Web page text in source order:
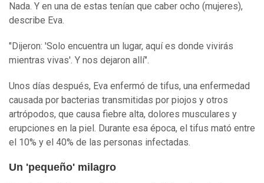
Nada. Y en una de estas tenían que caber ocho (mujeres),
describe Eva.
"Dijeron: 'Solo encuentra un lugar, aquí es donde vivirás
mientras vivas'. Y nos dejaron allí".
Unos días después, Eva enfermó de tifus, una enfermedad
causada por bacterias transmitidas por piojos y otros
artrópodos, que causa fiebre alta, dolores musculares y
erupciones en la piel. Durante esa época, el tifus mató entre
el 10% y el 40% de las personas infectadas.
Un 'pequeño' milagro